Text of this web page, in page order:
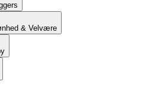
& Velvære